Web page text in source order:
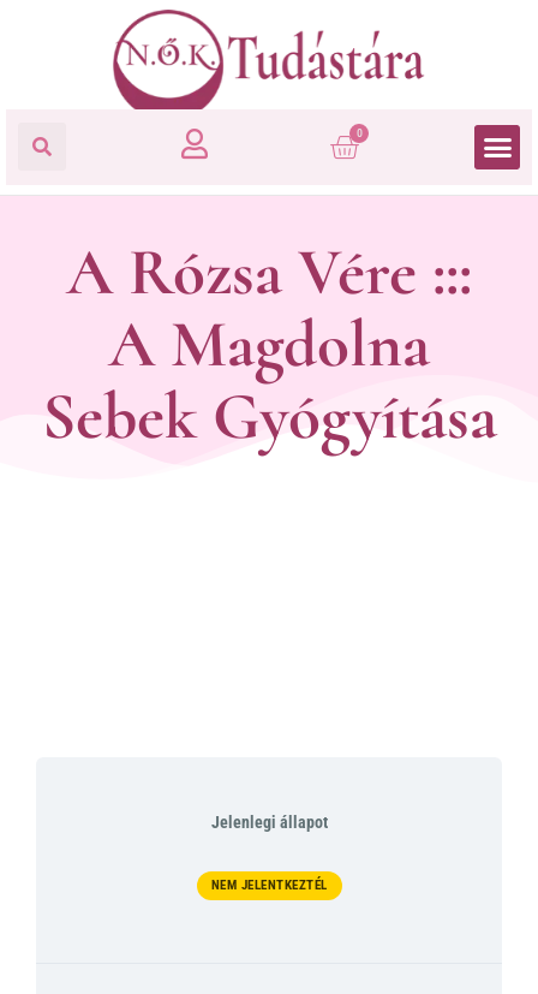
0
A Rózsa Vére :::
A Magdolna
Sebek Gyógyítása
Jelenlegi állapot
NEM JELENTKEZTÉL